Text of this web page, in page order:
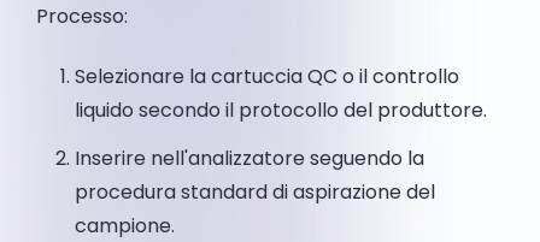
Processo:
Selezionare la cartuccia QC o il controllo
liquido secondo il protocollo del produttore.
Inserire nell'analizzatore seguendo la
procedura standard di aspirazione del
campione.